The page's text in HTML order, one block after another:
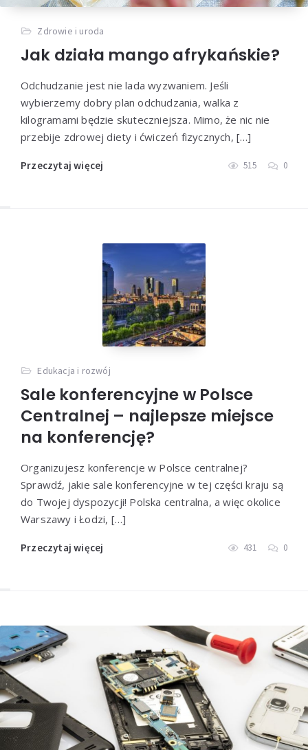
Zdrowie i uroda
Jak działa mango afrykańskie?
Odchudzanie jest nie lada wyzwaniem. Jeśli
wybierzemy dobry plan odchudzania, walka z
kilogramami będzie skuteczniejsza. Mimo, że nic nie
przebije zdrowej diety i ćwiczeń fizycznych, […]
Przeczytaj więcej 515 0
Edukacja i rozwój
Sale konferencyjne w Polsce
Centralnej – najlepsze miejsce
na konferencję?
Organizujesz konferencje w Polsce centralnej?
Sprawdź, jakie sale konferencyjne w tej części kraju są
do Twojej dyspozycji! Polska centralna, a więc okolice
Warszawy i Łodzi, […]
Przeczytaj więcej 431 0